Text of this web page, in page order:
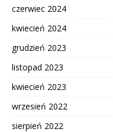
czerwiec 2024
kwiecień 2024
grudzień 2023
listopad 2023
kwiecień 2023
wrzesień 2022
sierpień 2022